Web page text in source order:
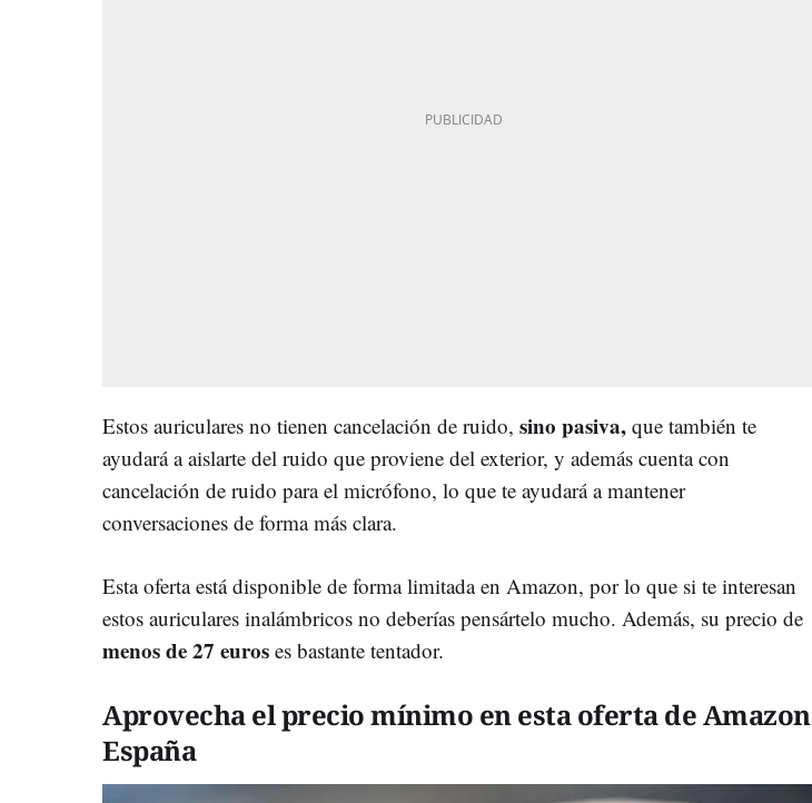
Estos auriculares no tienen cancelación de ruido, sino pasiva, que también te
ayudará a aislarte del ruido que proviene del exterior, y además cuenta con
cancelación de ruido para el micrófono, lo que te ayudará a mantener
conversaciones de forma más clara.
Esta oferta está disponible de forma limitada en Amazon, por lo que si te interesan
estos auriculares inalámbricos no deberías pensártelo mucho. Además, su precio de
menos de 27 euros es bastante tentador.
Aprovecha el precio mínimo en esta oferta de Amazon
España